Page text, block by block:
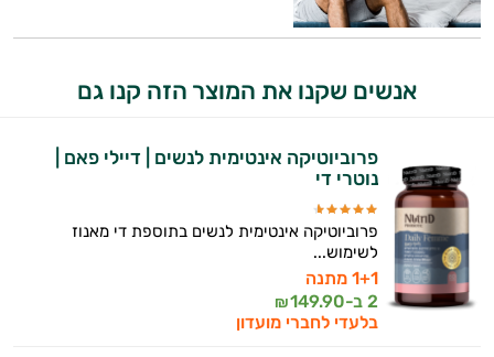
אנשים שקנו את המוצר הזה קנו גם
פרוביוטיקה אינטימית לנשים | דיילי פאם |
נוטרי די
פרוביוטיקה אינטימית לנשים בתוספת די מאנוז
לשימוש...
1+1 מתנה
2 ב-
149.90
₪
בלעדי לחברי מועדון